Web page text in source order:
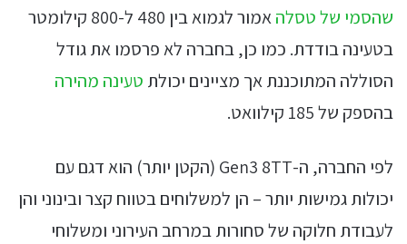
שהסמי של טסלה
אמור לגמוא בין 480 ל-800 קילומטר
בטעינה בודדת. כמו כן, בחברה לא פרסמו את גודל
הסוללה המתוכננת אך מציינים יכולת טעינה מהירה
בהספק של 185 קילוואט.
לפי החברה, ה-Gen3 8TT (הקטן יותר) הוא דגם עם
יכולות גמישות יותר – הן למשלוחים בטווח קצר ובינוני והן
לעבודת חלוקה של סחורות במרחב העירוני ומשלוחי